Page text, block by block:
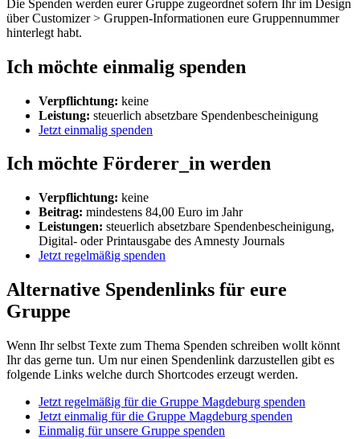
Die Spenden werden eurer Gruppe zugeordnet sofern Ihr im Design
über Customizer > Gruppen-Informationen eure Gruppennummer
hinterlegt habt.
Ich möchte einmalig spenden
Verpflichtung: keine
Leistung: steuerlich absetzbare Spendenbescheinigung
Jetzt einmalig spenden
Ich möchte Förderer_in werden
Verpflichtung: keine
Beitrag: mindestens 84,00 Euro im Jahr
Leistungen: steuerlich absetzbare Spendenbescheinigung,
Digital- oder Printausgabe des Amnesty Journals
Jetzt regelmäßig spenden
Alternative Spendenlinks für eure
Gruppe
Wenn Ihr selbst Texte zum Thema Spenden schreiben wollt könnt
Ihr das gerne tun. Um nur einen Spendenlink darzustellen gibt es
folgende Links welche durch Shortcodes erzeugt werden.
Jetzt regelmäßig für die Gruppe Magdeburg spenden
Jetzt einmalig für die Gruppe Magdeburg spenden
Einmalig für unsere Gruppe spenden